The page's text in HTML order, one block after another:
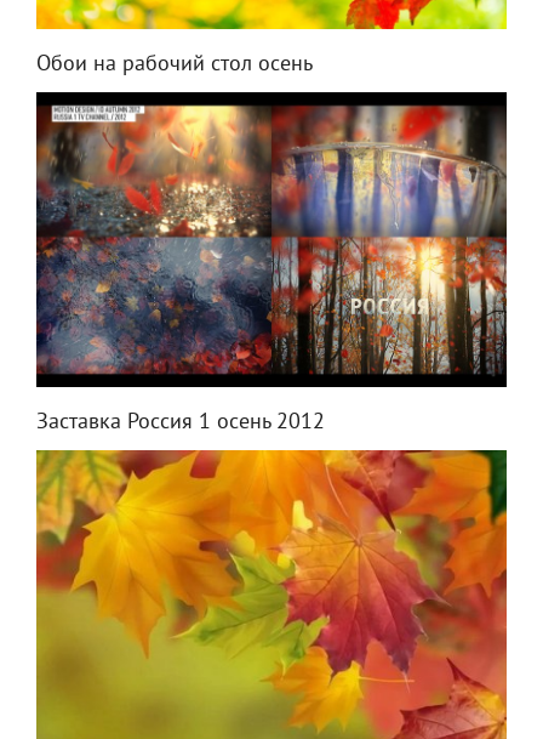
Обои на рабочий стол осень
Заставка Россия 1 осень 2012